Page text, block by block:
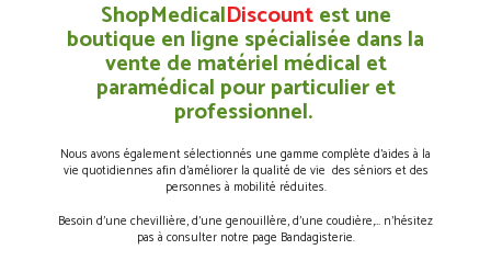
ShopMedicalDiscountest une
boutique en ligne spécialisée dans la
vente de matériel médical et
paramédical pour particulier et
professionnel.
Nous avons également sélectionnés une gamme complète d’aides à la
vie quotidiennes afin d’améliorer la qualité de vie des séniors et des
personnes à mobilité réduites.
Besoin d’une chevillière, d’une genouillère, d’une coudière,… n’hésitez
pas à consulter notre page Bandagisterie.